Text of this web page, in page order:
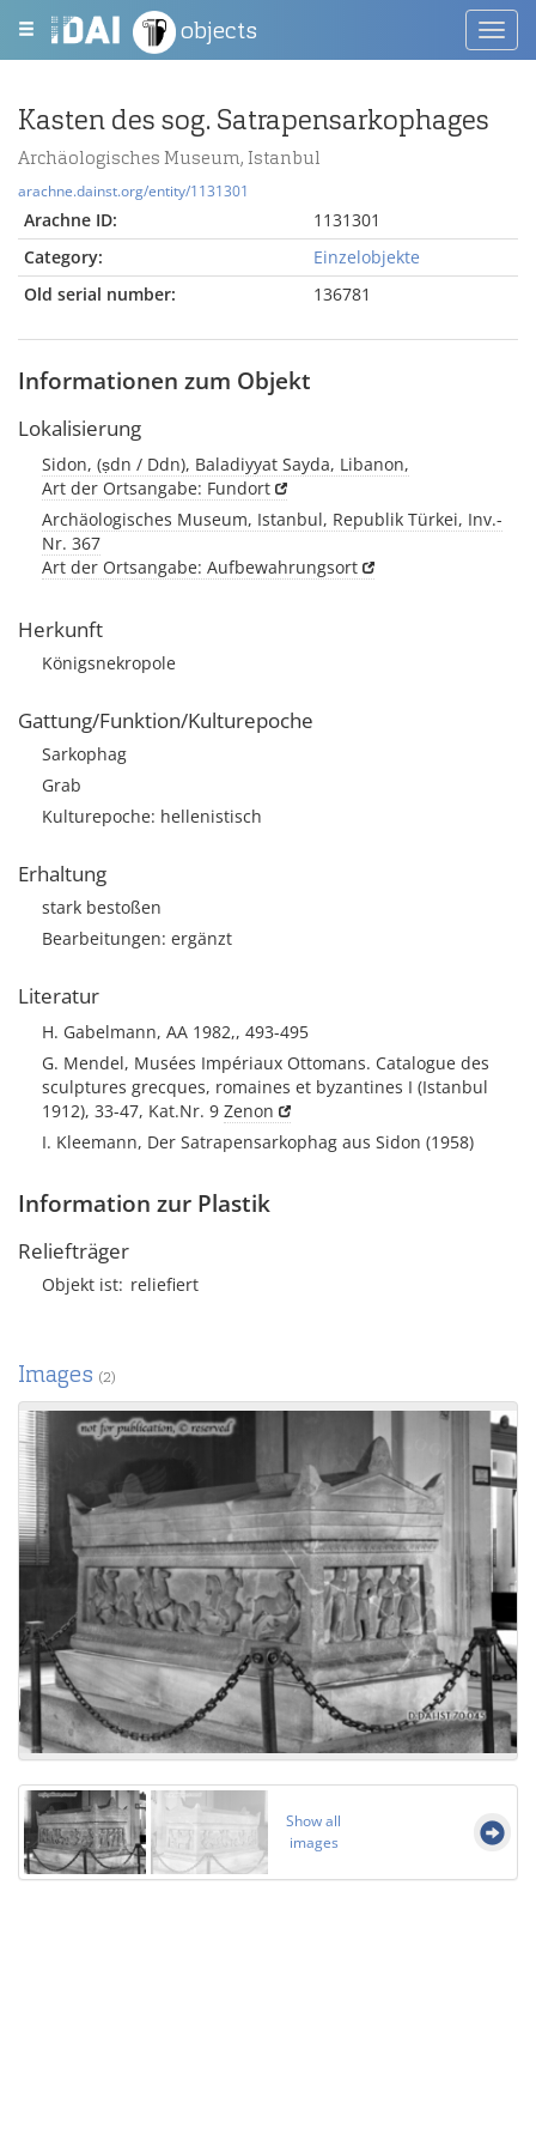
objects
Kasten des sog. Satrapensarkophages
Archäologisches Museum, Istanbul
arachne.dainst.org/entity/1131301
Arachne ID:
1131301
Category:
Einzelobjekte
Old serial number:
136781
Informationen zum Objekt
Lokalisierung
Sidon, (ṣdn / Ddn), Baladiyyat Sayda, Libanon,
Art der Ortsangabe: Fundort
Archäologisches Museum, Istanbul, Republik Türkei, Inv.-
Nr. 367
Art der Ortsangabe: Aufbewahrungsort
Herkunft
Königsnekropole
Gattung/Funktion/Kulturepoche
Sarkophag
Grab
Kulturepoche: hellenistisch
Erhaltung
stark bestoßen
Bearbeitungen: ergänzt
Literatur
H. Gabelmann, AA 1982,, 493-495
G. Mendel, Musées Impériaux Ottomans. Catalogue des
sculptures grecques, romaines et byzantines I (Istanbul
1912), 33-47, Kat.Nr. 9 Zenon
I. Kleemann, Der Satrapensarkophag aus Sidon (1958)
Information zur Plastik
Reliefträger
Objekt ist reliefiert
Images (2)
Show all
images